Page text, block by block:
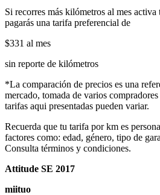
Si recorres más kilómetros al mes activa
pagarás una tarifa preferencial de
$331 al mes
sin reporte de kilómetros
*La comparación de precios es una
mercado, tomada de varios
tarifas aqui presentadas pueden variar.
Recuerda que tu tarifa por km es
factores como: edad, género, tipo de
Consulta términos y condiciones.
Attitude SE 2017
miituo